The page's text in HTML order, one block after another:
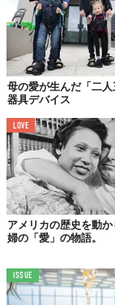
上を簡単に移動で
しかも、素材はス
母の愛が生んだ「二
器具デバイス
LOVE
アメリカの歴史を動
婦の「愛」の物語。
ISSUE